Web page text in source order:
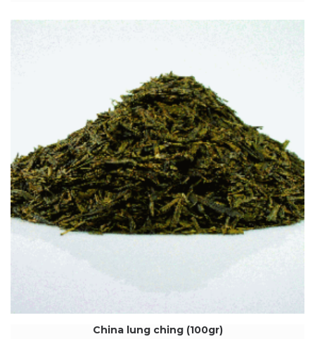
China lung ching (100gr)